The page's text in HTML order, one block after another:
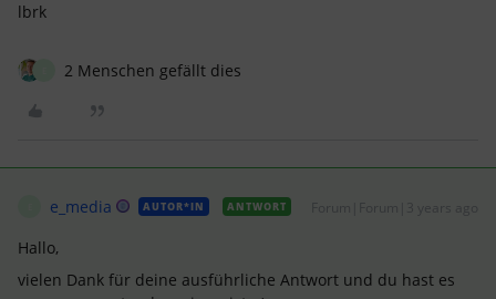
lbrk
2 Menschen gefällt dies
e_media AUTOR*IN ANTWORT
Hallo,
vielen Dank für deine ausführliche Antwort und du hast es